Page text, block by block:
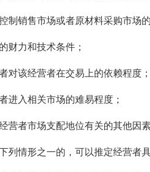
销售市场或者原材料采购市场
力和技术条件；
该经营者在交易上的依赖程度
入相关市场的难易程度；
者市场支配地位有关的其他因
形之一的，可以推定经营者具